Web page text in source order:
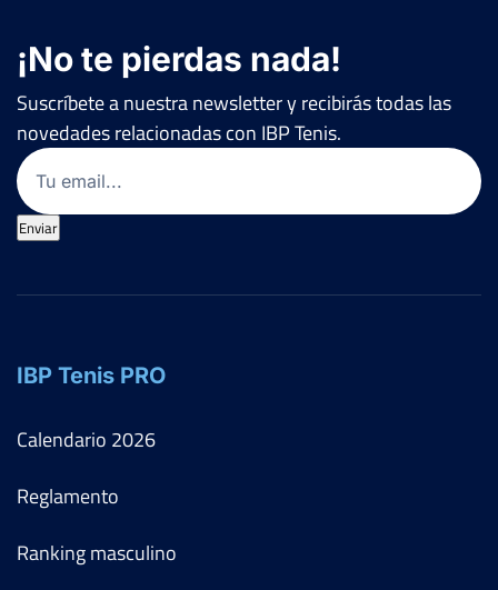
¡No te pierdas nada!
Suscríbete a nuestra newsletter y recibirás todas las
novedades relacionadas con IBP Tenis.
Email
Enviar
IBP Tenis PRO
Calendario 2026
Reglamento
Ranking masculino